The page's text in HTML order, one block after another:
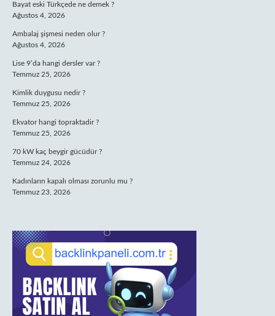
Bayat eski Türkçede ne demek ?
Ağustos 4, 2026
Ambalaj şişmesi neden olur ?
Ağustos 4, 2026
Lise 9’da hangi dersler var ?
Temmuz 25, 2026
Kimlik duygusu nedir ?
Temmuz 25, 2026
Ekvator hangi topraktadir ?
Temmuz 25, 2026
70 kW kaç beygir gücüdür ?
Temmuz 24, 2026
Kadınların kapalı olması zorunlu mu ?
Temmuz 23, 2026